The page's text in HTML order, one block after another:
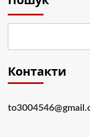
Контакти